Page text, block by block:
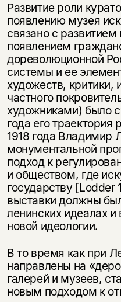
Развитие роли
появлению музея
связано с
появлением
дореволюционной
системы и ее
художеств, критики,
частного
художниками) было
года его
1918 года Владимир
монументальной
подход к
и обществом, где
государству
выставки должны
ленинских идеалах
новой идеологии.
В то время как при
направлены на
галерей и музеев,
новым подходом к